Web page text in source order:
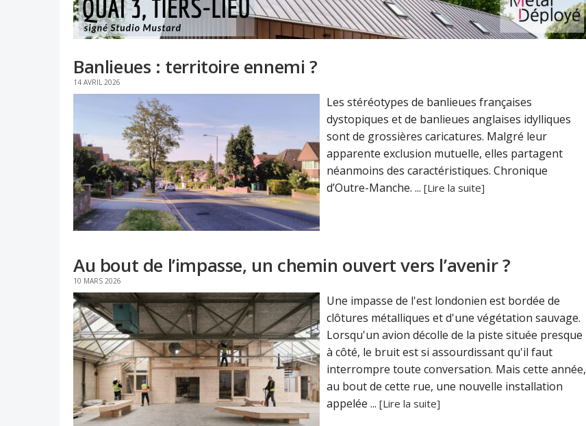
Banlieues : territoire ennemi ?
14 AVRIL 2026
Les stéréotypes de banlieues françaises
dystopiques et de banlieues anglaises idylliques
sont de grossières caricatures. Malgré leur
apparente exclusion mutuelle, elles partagent
néanmoins des caractéristiques. Chronique
d’Outre-Manche. ... [Lire la suite]
Au bout de l’impasse, un chemin ouvert vers l’avenir ?
10 MARS 2026
Une impasse de l'est londonien est bordée de
clôtures métalliques et d'une végétation sauvage.
Lorsqu'un avion décolle de la piste située presque
à côté, le bruit est si assourdissant qu'il faut
interrompre toute conversation. Mais cette année,
au bout de cette rue, une nouvelle installation
appelée ... [Lire la suite]